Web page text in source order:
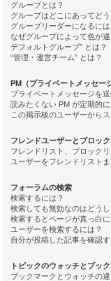
グループとは？
グループはどこにあってど
グループリーダーになるには
なぜグループによって色が違
デフォルトグループ” とは？
“管理・運営チーム” とは？
PM（プライベートメッセー
プライベートメッセージを送
読みたくない PM が定期的に
この掲示板のユーザーから
フレンドユーザーとブロッ
フレンドリスト、ブロックリ
ユーザーをフレンドリスト
フォーラムの検索
検索するには？
検索しても無効なのはどうし
検索するとページが真っ白
ユーザーを検索するには？
自分が投稿した記事を確認す
トピックのウォッチとブッ
ブックマークとウォッチの違